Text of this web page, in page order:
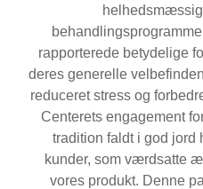
rapporterede betydelige
deres generelle
reduceret stress og
Centerets engagement
tradition faldt i god jord
kunder, som værdsatte
vores produkt. Denne